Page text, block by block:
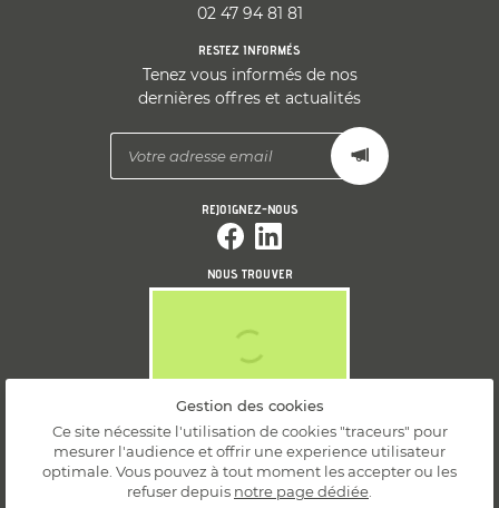
02 47 94 81 81
RESTEZ INFORMÉS
Tenez vous informés de nos
dernières offres et actualités
REJOIGNEZ-NOUS
NOUS TROUVER
Mentions Légales
Conditions générales d'utilisation
Politique de confidentialité
Gestion des cookies
Ce site nécessite l'utilisation de cookies "traceurs" pour
mesurer l'audience et offrir une experience utilisateur
optimale. Vous pouvez à tout moment les accepter ou les
refuser depuis notre page dédiée.